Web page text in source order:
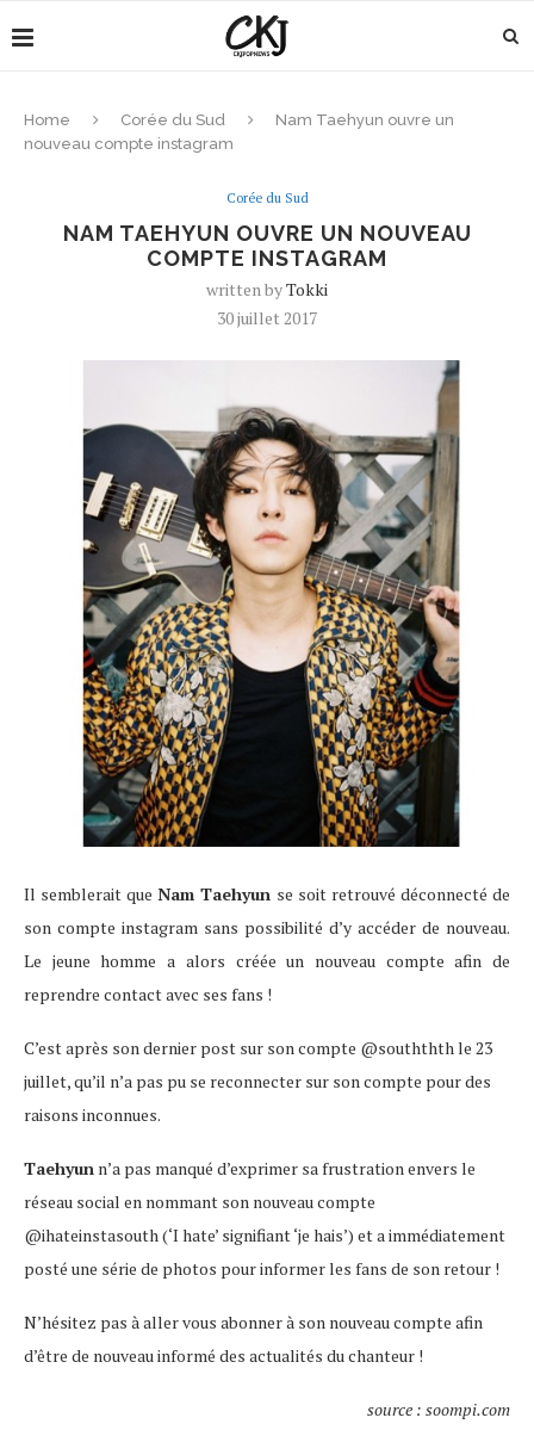
Home Corée du Sud
Nam Taehyun ouvre un
nouveau compte instagram
Corée du Sud
NAM TAEHYUN OUVRE UN NOUVEAU
COMPTE INSTAGRAM
written byTokki
30 juillet 2017
Il semblerait queNam Taehyun se soit retrouvé déconnecté de
son compte instagram sans possibilité d’y accéder de nouveau.
Le jeune homme a alors créée un nouveau compte afin de
reprendre contact avec ses fans !
C’est après son dernier post sur son compte @souththth le 23
juillet, qu’il n’a pas pu se reconnecter sur son compte pour des
raisons inconnues.
Taehyun n’a pas manqué d’exprimer sa frustration envers le
réseau social en nommant son nouveau compte
@ihateinstasouth (‘I hate’ signifiant ‘je hais’) et a immédiatement
posté une série de photos pour informer les fans de son retour !
N’hésitez pas à aller vous abonner à son nouveau compte afin
d’être de nouveau informé des actualités du chanteur !
source : soompi.com